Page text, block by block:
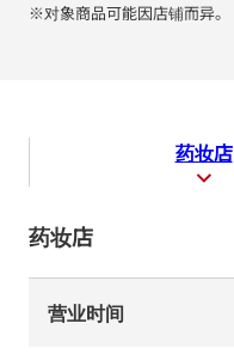
※对象商品可能因店铺而异。
药妆店
药妆店
营业时间